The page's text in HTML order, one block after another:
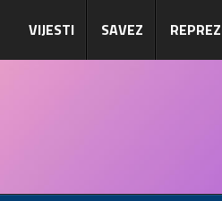
VIJESTI SAVEZ